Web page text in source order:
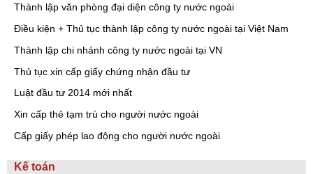
Thành lập văn phòng đại diện công ty nước ngoài
Điều kiện + Thủ tục thành lập công ty nước ngoài tại Việt Nam
Thành lập chi nhánh công ty nước ngoài tại VN
Thủ tục xin cấp giấy chứng nhận đầu tư
Luật đầu tư 2014 mới nhất
Xin cấp thẻ tạm trú cho người nước ngoài
Cấp giấy phép lao động cho người nước ngoài
Kế toán